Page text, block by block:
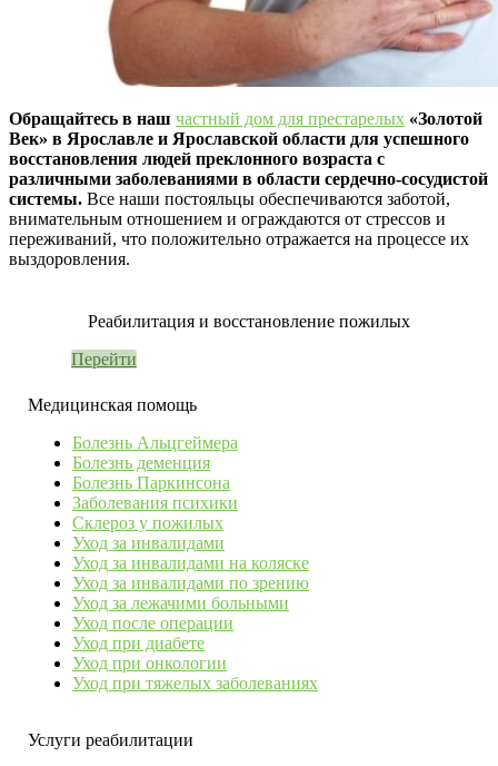
Обращайтесь в наш частный дом для престарелых «Золотой
Век» в Ярославле и Ярославской области для успешного
восстановления людей преклонного возраста с
различными заболеваниями в области сердечно-сосудистой
системы. Все наши постояльцы обеспечиваются заботой,
внимательным отношением и ограждаются от стрессов и
переживаний, что положительно отражается на процессе их
выздоровления.
Реабилитация и восстановление пожилых
Перейти
Медицинская помощь
Болезнь Альцгеймера
Болезнь деменция
Болезнь Паркинсона
Заболевания психики
Склероз у пожилых
Уход за инвалидами
Уход за инвалидами на коляске
Уход за инвалидами по зрению
Уход за лежачими больными
Уход после операции
Уход при диабете
Уход при онкологии
Уход при тяжелых заболеваниях
Услуги реабилитации